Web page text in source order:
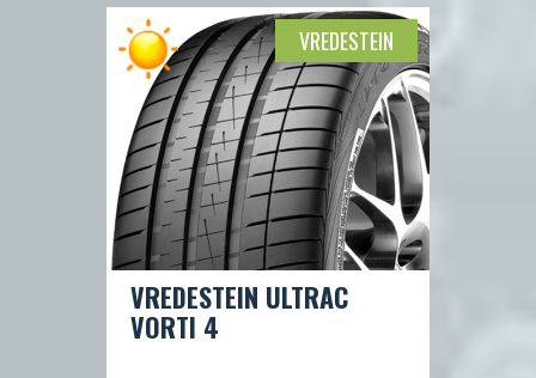
VREDESTEIN ULTRAC
VORTI 4
VREDESTEIN